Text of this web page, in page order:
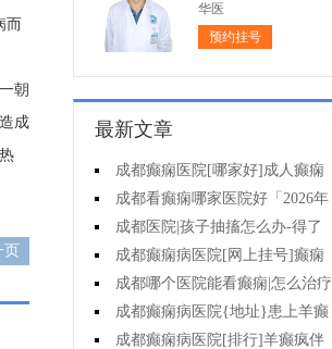
而
朝
成
华医
预约挂号
最新文章
成都癫痫医院[哪家好]成人癫痫
病用药原则
成都看癫痫哪家医院好「2026年
度公布」癫痫病的常见误区有哪些?
成都医院|孩子抽搐怎么办-得了
癫痫要面对哪些问题?
成都癫痫病医院[网上挂号]癫痫
是怎么治的?
成都哪个医院能看癫痫|怎么治疗
难治性癫痫?
成都癫痫病医院{地址}患上羊癫
疯会变傻吗?
成都癫痫病医院[排行]羊癫疯伴